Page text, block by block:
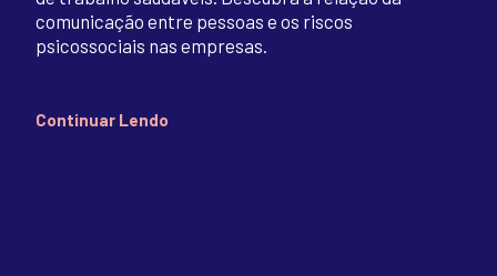
comunicação entre pessoas e os riscos
psicossociais nas empresas.
Continuar Lendo